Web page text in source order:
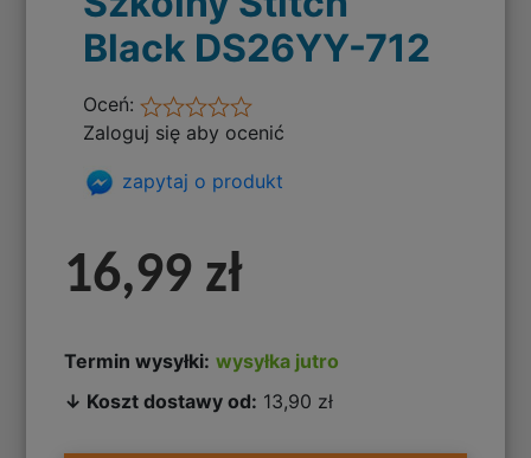
Black DS26YY-712
Oceń:
Zaloguj się aby ocenić
zapytaj o produkt
16,99 zł
Termin wysyłki: wysyłka jutro
↓ Koszt dostawy od: 13,90 zł